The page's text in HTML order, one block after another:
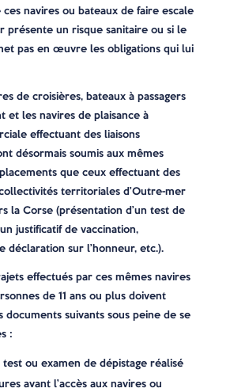
navires ou bateaux de faire escale
présente un risque sanitaire ou si le
pas en œuvre les obligations qui lui
de croisières, bateaux à passagers
et les navires de plaisance à
effectuant des liaisons
désormais soumis aux mêmes
que ceux effectuant des
territoriales d’Outre-mer
la Corse (présentation d’un test de
justificatif de vaccination,
déclaration sur l’honneur, etc.).
effectués par ces mêmes navires
de 11 ans ou plus doivent
documents suivants sous peine de se
:
ou examen de dépistage réalisé
avant l’accès aux navires ou